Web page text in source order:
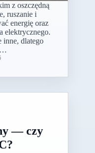
z oszczędną
ruszanie i
energię oraz
elektrycznego.
inne, dlatego
— czy